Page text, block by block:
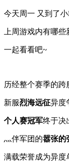
今天周一 又到了
上周游戏内有哪些
一起看看吧~
历经整个赛季的跨
新服烈海远征异度
个人赛冠军终于决
灬伴军团的嚣张的
满载荣誉成为异度